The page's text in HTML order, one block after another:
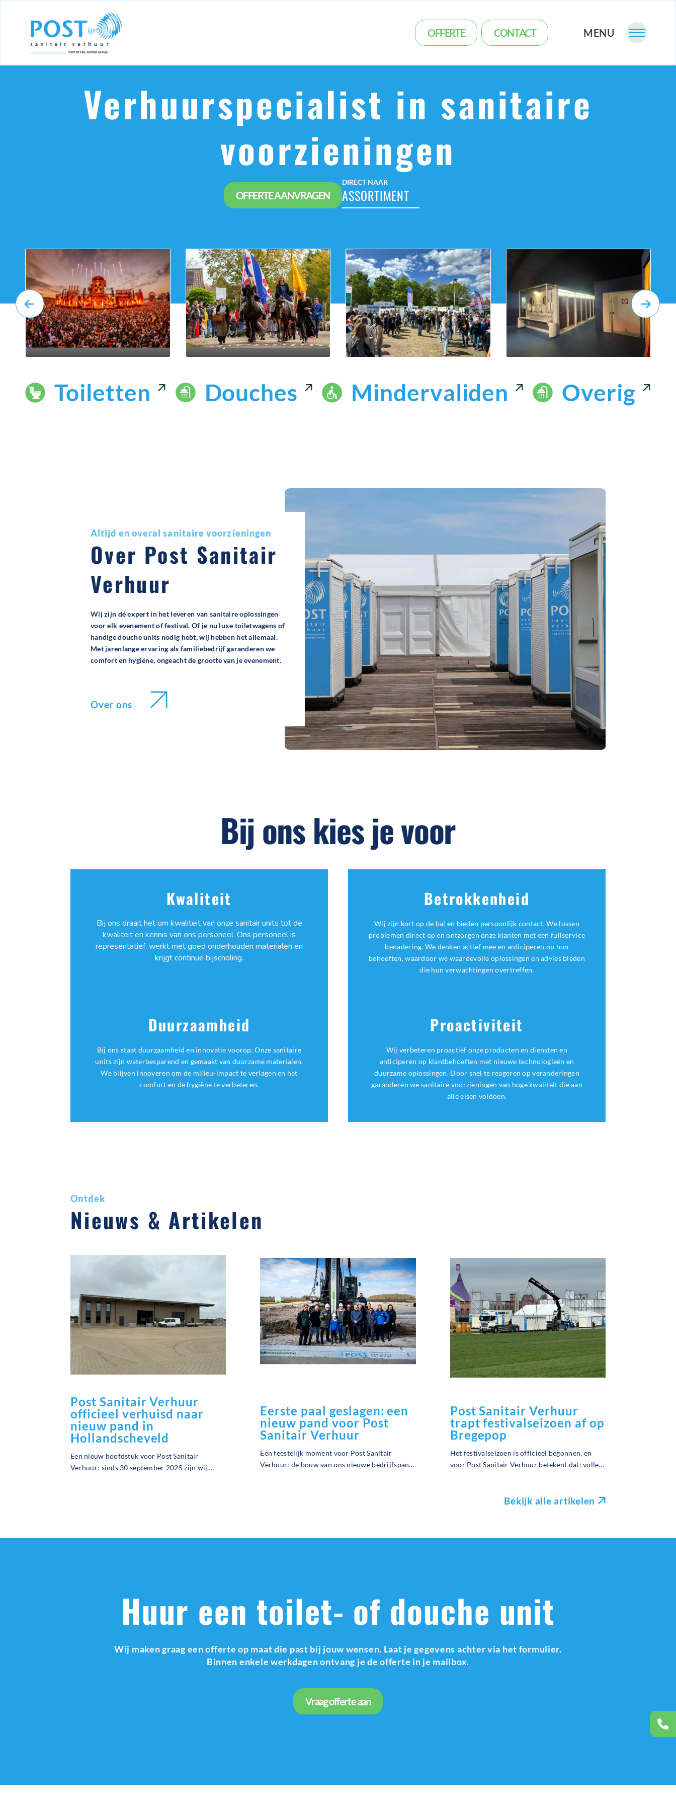
OFFERTE CONTACT MENU
Verhuurspecialist in sanitaire
voorzieningen
OFFERTE AANVRAGEN
DIRECT NAAR
ASSORTIMENT
Toilet en douche parken
Parookaville
Toiletten
Flaeijelfeest
Toiletten en plasgoten
Bevrijdingsfestival
Drenthe
Tijdelijke Haven Theater
Toiletten Douches Mindervaliden Overig
Altijd en overal sanitaire voorzieningen
Over Post Sanitair
Verhuur
Wij zijn dé expert in het leveren van sanitaire oplossingen
voor elk evenement of festival. Of je nu luxe toiletwagens of
handige douche units nodig hebt, wij hebben het allemaal.
Met jarenlange ervaring als familiebedrijf garanderen we
comfort en hygiëne, ongeacht de grootte van je evenement.
Over ons
Bij ons kies je voor
Kwaliteit
Bij ons draait het om kwaliteit van onze sanitair units tot de
kwaliteit en kennis van ons personeel. Ons personeel is
representatief, werkt met goed onderhouden materialen en
krijgt continue bijscholing.
Betrokkenheid
Wij zijn kort op de bal en bieden persoonlijk contact. We lossen
problemen direct op en ontzorgen onze klanten met een fullservice
benadering. We denken actief mee en anticiperen op hun
behoeften, waardoor we waardevolle oplossingen en advies bieden
die hun verwachtingen overtreffen.
Duurzaamheid
Bij ons staat duurzaamheid en innovatie voorop. Onze sanitaire
units zijn waterbesparend en gemaakt van duurzame materialen.
We blijven innoveren om de milieu-impact te verlagen en het
comfort en de hygiëne te verbeteren.
Proactiviteit
Wij verbeteren proactief onze producten en diensten en
anticiperen op klantbehoeften met nieuwe technologieën en
duurzame oplossingen. Door snel te reageren op veranderingen
garanderen we sanitaire voorzieningen van hoge kwaliteit die aan
alle eisen voldoen.
Ontdek
Nieuws & Artikelen
Post Sanitair Verhuur
officieel verhuisd naar
nieuw pand in
Hollandscheveld
Een nieuw hoofdstuk voor Post Sanitair
Verhuur: sinds 30 september 2025 zijn wij
23-04-2025
Eerste paal geslagen: een
nieuw pand voor Post
Sanitair Verhuur
Een feestelijk moment voor Post Sanitair
Verhuur: de bouw van ons nieuwe bedrijfspand
Post Sanitair Verhuur
trapt festivalseizoen af op
Bregepop
Het festivalseizoen is officieel begonnen, en
voor Post Sanitair Verhuur betekent dat: volle
op Bregepop. Lees meerBekijk alle artikelen
Huur een toilet- of douche unit
Wij maken graag een offerte op maat die past bij jouw wensen. Laat je gegevens achter via het formulier.
Binnen enkele werkdagen ontvang je de offerte in je mailbox.
Vraag offerte aan